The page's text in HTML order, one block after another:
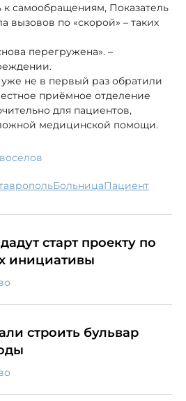
к самообращениям, Показатель
вызовов по «скорой» – таких
перегружена». –
не в первый раз обратили
приёмное отделение
для пациентов,
медицинской помощи.
больница пациент
старт проекту по
инициативы
строить бульвар